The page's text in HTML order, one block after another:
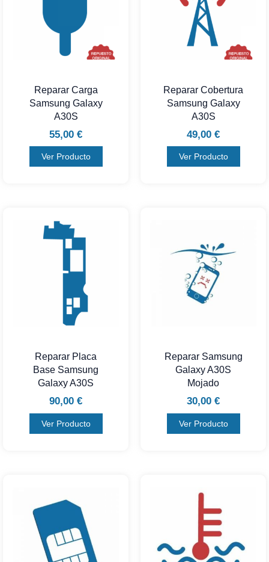
Reparar Carga
Samsung Galaxy
A30S
55,00 €
Ver Producto
Reparar Cobertura
Samsung Galaxy
A30S
49,00 €
Ver Producto
Reparar Placa
Base Samsung
Galaxy A30S
90,00 €
Ver Producto
Reparar Samsung
Galaxy A30S
Mojado
30,00 €
Ver Producto